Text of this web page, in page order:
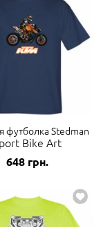
футболка Stedman
Bike Art
648 грн.